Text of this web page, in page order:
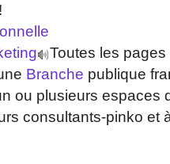
!
Toutes les
Branche publique
ou plusieurs espaces
consultants-pinko et